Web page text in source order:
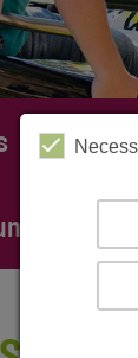
Videos
Familie